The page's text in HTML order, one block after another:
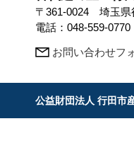
〒361-0024 埼玉県
電話：048-559-
お問い合わせフ
公益財団法人 行田市